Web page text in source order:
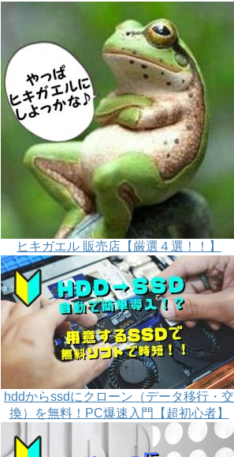
ヒキガエル 販売店【厳選４選！！】
hddからssdにクローン（データ移行・交
換）を無料！PC爆速入門【超初心者】